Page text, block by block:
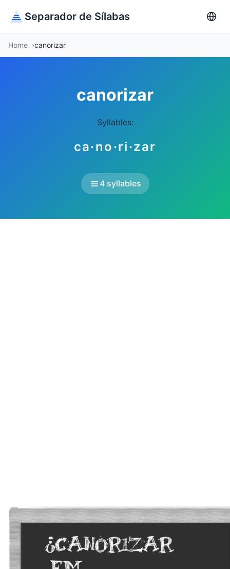
Separador de Sílabas
Home canorizar
canorizar
Syllables:
ca·no·ri·zar
4 syllables